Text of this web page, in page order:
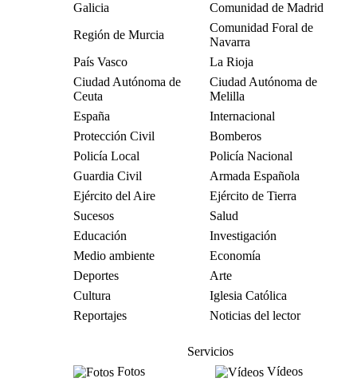
Galicia
Comunidad de Madrid
Región de Murcia
Comunidad Foral de
Navarra
País Vasco
La Rioja
Ciudad Autónoma de
Ceuta
Ciudad Autónoma de
Melilla
España
Internacional
Protección Civil
Bomberos
Policía Local
Policía Nacional
Guardia Civil
Armada Española
Ejército del Aire
Ejército de Tierra
Sucesos
Salud
Educación
Investigación
Medio ambiente
Economía
Deportes
Arte
Cultura
Iglesia Católica
Reportajes
Noticias del lector
Servicios
Fotos
Vídeos